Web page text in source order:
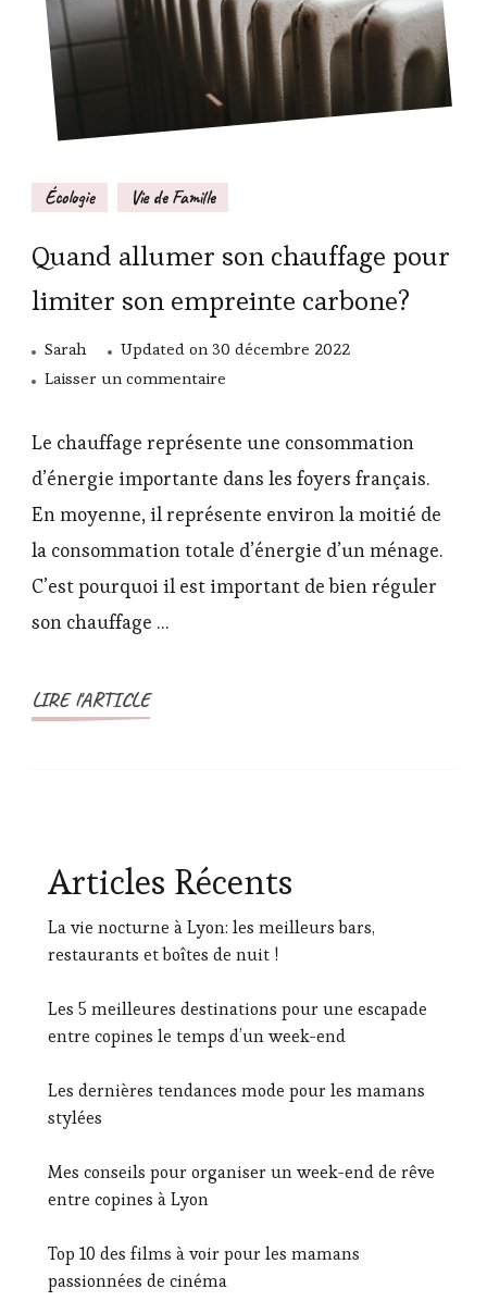
Écologie Vie de Famille
Quand allumer son chauffage pour
limiter son empreinte carbone?
Sarah Updated on 30 décembre 2022
Laisser un commentaire
allumer
pour
limiter
son
Le chauffage représente une consommation
d’énergie importante dans les foyers français.
En moyenne, il représente environ la moitié de
la consommation totale d’énergie d’un ménage.
C’est pourquoi il est important de bien réguler
son chauffage …
LIRE l'ARTICLE
Articles Récents
La vie nocturne à Lyon: les meilleurs bars,
restaurants et boîtes de nuit !
Les 5 meilleures destinations pour une escapade
entre copines le temps d’un week-end
Les dernières tendances mode pour les mamans
stylées
Mes conseils pour organiser un week-end de rêve
entre copines à Lyon
Top 10 des films à voir pour les mamans
passionnées de cinéma